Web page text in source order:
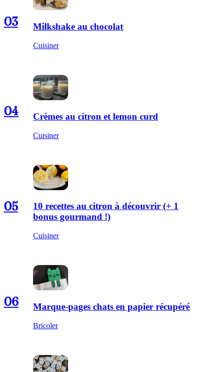
03 Milkshake au chocolat
Cuisiner
04 Crèmes au citron et lemon curd
Cuisiner
05
10 recettes au citron à découvrir (+ 1
bonus gourmand !)
Cuisiner
06 Marque-pages chats en papier récupéré
Bricoler